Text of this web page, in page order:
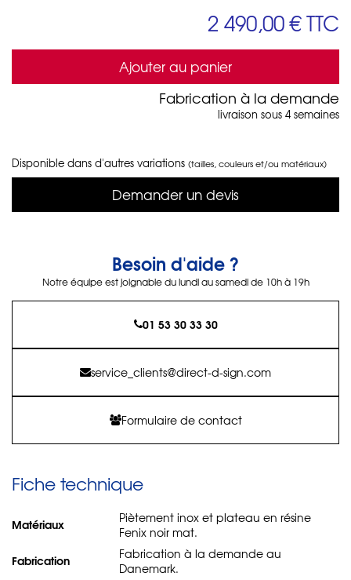
2 490,00 €TTC
Ajouter au panier
Fabrication à la demande
livraison sous 4 semaines
Disponible dans d'autres variations (tailles, couleurs et/ou matériaux)
Demander un devis
Besoin d'aide ?
Notre équipe est joignable du lundi au samedi de 10h à 19h
01 53 30 33 30
service_clients@direct-d-sign.com
Formulaire de contact
Fiche technique
Matériaux
Piètement inox et plateau en résine
Fenix noir mat.
Fabrication
Fabrication à la demande au
Danemark.